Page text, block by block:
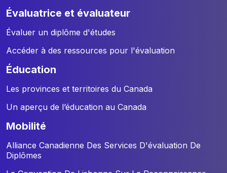
évaluatrice et évaluateur
Évaluer un diplôme d'études
Accéder à des ressources pour l'évaluation
éducation
Les provinces et territoires du Canada
Un aperçu de l’éducation au Canada
mobilité
Alliance Canadienne Des Services D'évaluation De
Diplômes